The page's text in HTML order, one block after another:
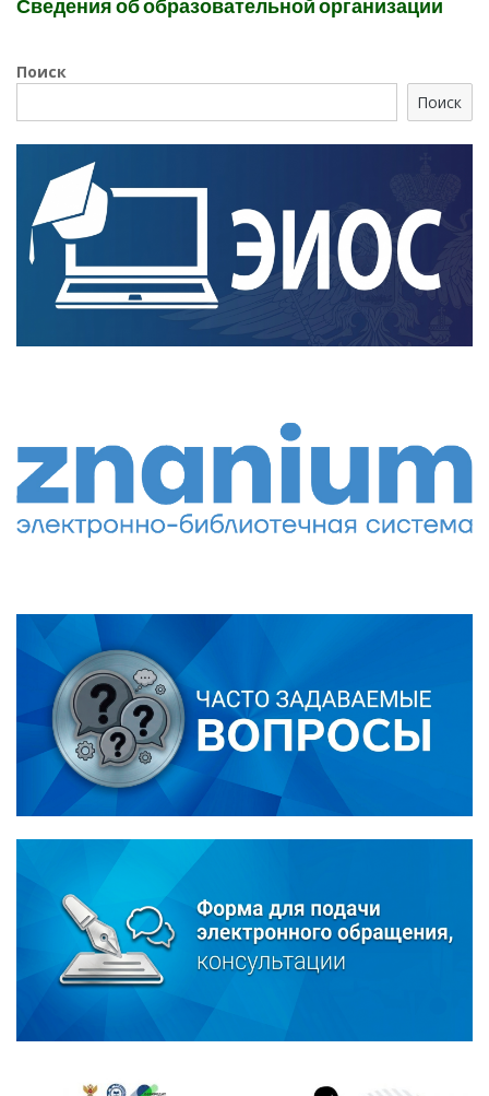
Сведения об образовательной организации
Поиск
Поиск